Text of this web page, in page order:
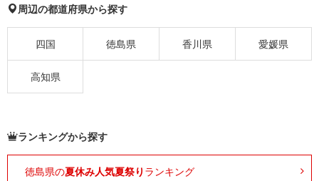
周辺の都道府県から探す
四国 徳島県 香川県 愛媛県
高知県
ランキングから探す
徳島県の夏休み人気夏祭り ランキング